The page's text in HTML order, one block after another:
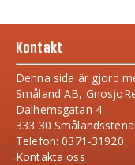
Kontakt
Denna sida är gjord
Småland AB,
Dalhemsgatan 4
333 30
Telefon: 0371-31920
Kontakta oss